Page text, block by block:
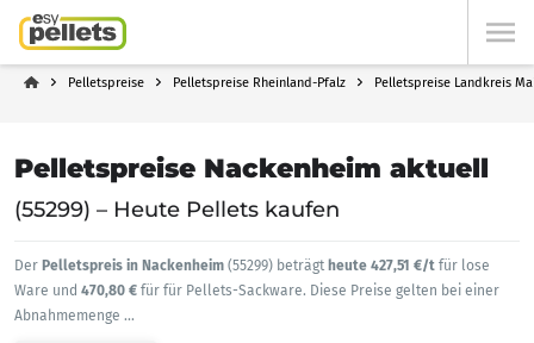
Pelletspreise Pelletspreise Rheinland-Pfalz Pelletspreise Landkreis
Pelletspreise Nackenheim aktuell
(55299) – Heute Pellets kaufen
Der Pelletspreis in Nackenheim (55299) beträgt heute 427,51 €/t für lose
Ware und 470,80 € für für Pellets-Sackware. Diese Preise gelten bei einer
Abnahmemenge ...